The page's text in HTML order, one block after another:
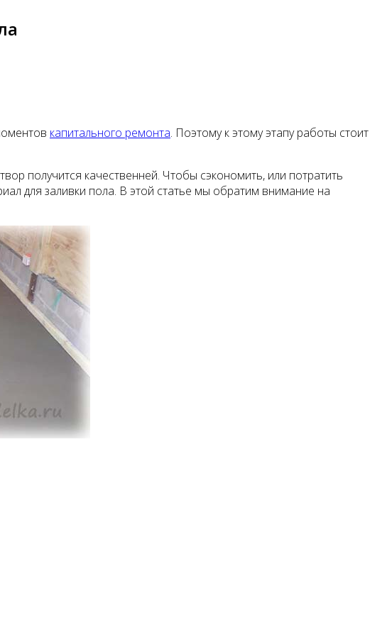
капитального ремонта. Поэтому к этому этапу работы стоит
получится качественней. Чтобы сэкономить, или потратить
для заливки пола. В этой статье мы обратим внимание на